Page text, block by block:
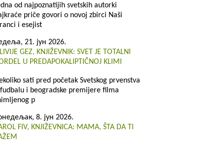
od najpoznatijih svetskih autorki
priče govori o novoj zbirci Naši
i esejist
21. јун 2026.
GEZ, KNJIŽEVNIK: SVET JE TOTALNI
U PREDAPOKALIPTIČNOJ KLIMI
sati pred početak Svetskog prvenstva
i beogradske premijere filma
p
8. јун 2026.
FIV, KNJIŽEVNICA: MAMA, ŠTA DA TI